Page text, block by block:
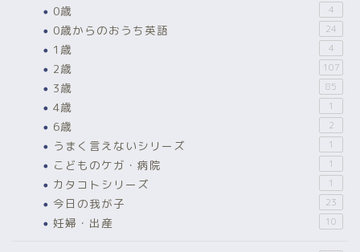
0歳 4
0歳からのおうち英語 24
1歳 4
2歳 107
3歳 85
4歳 1
6歳 2
うまく言えないシリーズ 1
こどものケガ・病院 1
カタコトシリーズ 1
今日の我が子 23
妊婦・出産 10